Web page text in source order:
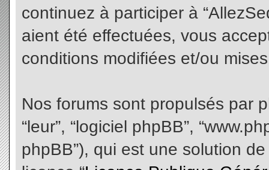
continuez à participer à
aient été effectuées, vous
conditions modifiées et/ou
Nos forums sont propulsés par
“leur”, “logiciel phpBB”,
phpBB”), qui est une solution